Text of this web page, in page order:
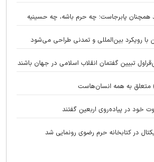
همچنان پابرجاست؛ چه حرم باشه، چه حسینیه
با رویکرد بین‌المللی و تمدنی طراحی می‌شود
تبیین گفتمان انقلاب اسلامی در جهان باشند
به همه انسان‌هاست
خود در پیاده‌روی اربعین گفتند
در کتابخانه حرم رضوی رونمایی شد